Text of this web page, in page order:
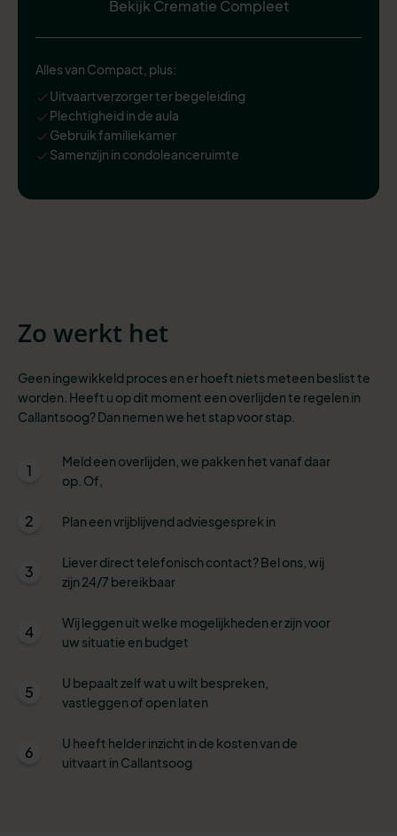
Bekijk Crematie Compleet
Alles van Compact, plus:
Uitvaartverzorger ter begeleiding
Plechtigheid in de aula
Gebruik familiekamer
Samenzijn in condoleanceruimte
Zo werkt het
Geen ingewikkeld proces en er hoeft niets meteen beslist te
worden. Heeft u op dit moment een overlijden te regelen in
Callantsoog? Dan nemen we het stap voor stap.
1
Meld een overlijden, we pakken het vanaf daar
op. Of,
2 Plan een vrijblijvend adviesgesprek in
3
Liever direct telefonisch contact? Bel ons, wij
zijn 24/7 bereikbaar
4
Wij leggen uit welke mogelijkheden er zijn voor
uw situatie en budget
5
U bepaalt zelf wat u wilt bespreken,
vastleggen of open laten
6
U heeft helder inzicht in de kosten van de
uitvaart in Callantsoog